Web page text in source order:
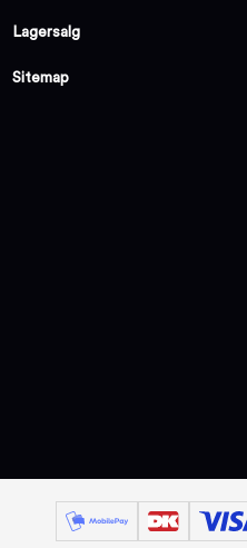
Lagersalg
Sitemap